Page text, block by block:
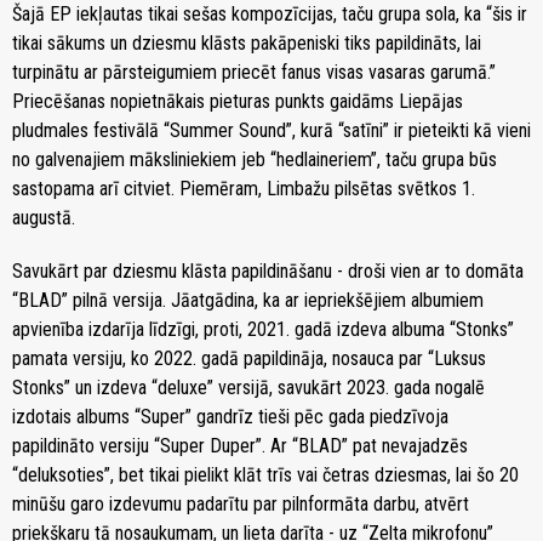
Šajā EP iekļautas tikai sešas kompozīcijas, taču grupa sola, ka “šis ir
tikai sākums un dziesmu klāsts pakāpeniski tiks papildināts, lai
turpinātu ar pārsteigumiem priecēt fanus visas vasaras garumā.”
Priecēšanas nopietnākais pieturas punkts gaidāms Liepājas
pludmales festivālā “Summer Sound”, kurā “satīni” ir pieteikti kā vieni
no galvenajiem māksliniekiem jeb “hedlaineriem”, taču grupa būs
sastopama arī citviet. Piemēram, Limbažu pilsētas svētkos 1.
augustā.
Savukārt par dziesmu klāsta papildināšanu - droši vien ar to domāta
“BLAD” pilnā versija. Jāatgādina, ka ar iepriekšējiem albumiem
apvienība izdarīja līdzīgi, proti, 2021. gadā izdeva albuma “Stonks”
pamata versiju, ko 2022. gadā papildināja, nosauca par “Luksus
Stonks” un izdeva “deluxe” versijā, savukārt 2023. gada nogalē
izdotais albums “Super” gandrīz tieši pēc gada piedzīvoja
papildināto versiju “Super Duper”. Ar “BLAD” pat nevajadzēs
“deluksoties”, bet tikai pielikt klāt trīs vai četras dziesmas, lai šo 20
minūšu garo izdevumu padarītu par pilnformāta darbu, atvērt
priekškaru tā nosaukumam, un lieta darīta - uz “Zelta mikrofonu”